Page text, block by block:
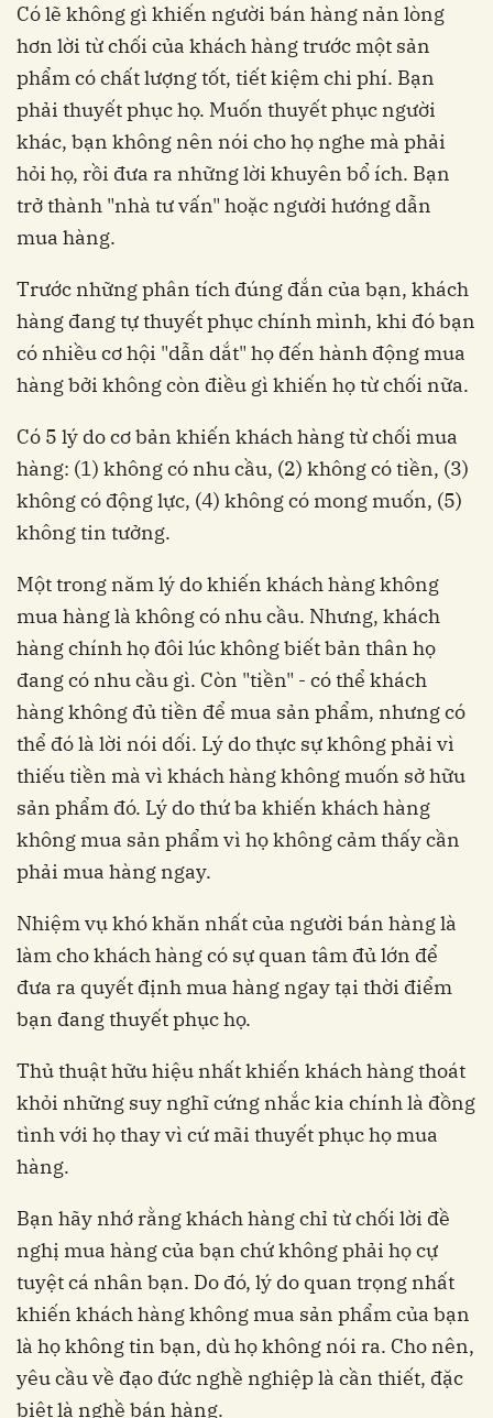
Có lẽ không gì khiến người bán hàng nản lòng
hơn lời từ chối của khách hàng trước một sản
phẩm có chất lượng tốt, tiết kiệm chi phí. Bạn
phải thuyết phục họ. Muốn thuyết phục người
khác, bạn không nên nói cho họ nghe mà phải
hỏi họ, rồi đưa ra những lời khuyên bổ ích. Bạn
trở thành "nhà tư vấn" hoặc người hướng dẫn
mua hàng.
Trước những phân tích đúng đắn của bạn, khách
hàng đang tự thuyết phục chính mình, khi đó bạn
có nhiều cơ hội "dẫn dắt" họ đến hành động mua
hàng bởi không còn điều gì khiến họ từ chối nữa.
Có 5 lý do cơ bản khiến khách hàng từ chối mua
hàng: (1) không có nhu cầu, (2) không có tiền, (3)
không có động lực, (4) không có mong muốn, (5)
không tin tưởng.
Một trong năm lý do khiến khách hàng không
mua hàng là không có nhu cầu. Nhưng, khách
hàng chính họ đôi lúc không biết bản thân họ
đang có nhu cầu gì. Còn "tiền" - có thể khách
hàng không đủ tiền để mua sản phẩm, nhưng có
thể đó là lời nói dối. Lý do thực sự không phải vì
thiếu tiền mà vì khách hàng không muốn sở hữu
sản phẩm đó. Lý do thứ ba khiến khách hàng
không mua sản phẩm vì họ không cảm thấy cần
phải mua hàng ngay.
Nhiệm vụ khó khăn nhất của người bán hàng là
làm cho khách hàng có sự quan tâm đủ lớn để
đưa ra quyết định mua hàng ngay tại thời điểm
bạn đang thuyết phục họ.
Thủ thuật hữu hiệu nhất khiến khách hàng thoát
khỏi những suy nghĩ cứng nhắc kia chính là đồng
tình với họ thay vì cứ mãi thuyết phục họ mua
hàng.
Bạn hãy nhớ rằng khách hàng chỉ từ chối lời đề
nghị mua hàng của bạn chứ không phải họ cự
tuyệt cá nhân bạn. Do đó, lý do quan trọng nhất
khiến khách hàng không mua sản phẩm của bạn
là họ không tin bạn, dù họ không nói ra. Cho nên,
yêu cầu về đạo đức nghề nghiệp là cần thiết, đặc
biệt là nghề bán hàng.